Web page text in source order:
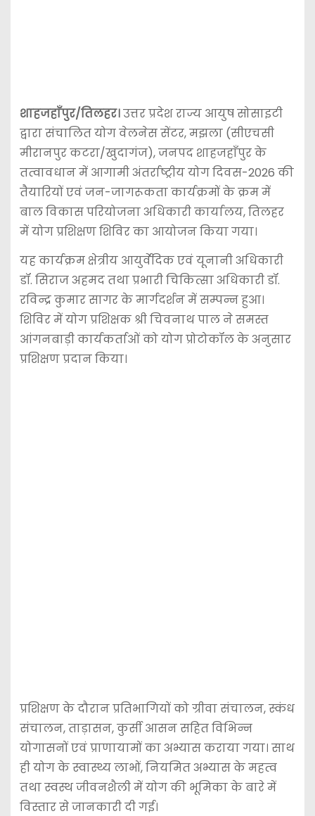
शाहजहाँपुर/तिलहर।उत्तर प्रदेश राज्य आयुष सोसाइटी
द्वारा संचालित योग वेलनेस सेंटर, मझला (सीएचसी
मीरानपुर कटरा/खुदागंज), जनपद शाहजहाँपुर के
तत्वावधान में आगामी अंतर्राष्ट्रीय योग दिवस-2026 की
तैयारियों एवं जन-जागरूकता कार्यक्रमों के क्रम में
बाल विकास परियोजना अधिकारी कार्यालय, तिलहर
में योग प्रशिक्षण शिविर का आयोजन किया गया।
यह कार्यक्रम क्षेत्रीय आयुर्वेदिक एवं यूनानी अधिकारी
डॉ. सिराज अहमद तथा प्रभारी चिकित्सा अधिकारी डॉ.
रविन्द्र कुमार सागर के मार्गदर्शन में सम्पन्न हुआ।
शिविर में योग प्रशिक्षक श्री चिवनाथ पाल ने समस्त
आंगनबाड़ी कार्यकर्ताओं को योग प्रोटोकॉल के अनुसार
प्रशिक्षण प्रदान किया।
प्रशिक्षण के दौरान प्रतिभागियों को ग्रीवा संचालन, स्कंध
संचालन, ताड़ासन, कुर्सी आसन सहित विभिन्न
योगासनों एवं प्राणायामों का अभ्यास कराया गया। साथ
ही योग के स्वास्थ्य लाभों, नियमित अभ्यास के महत्व
तथा स्वस्थ जीवनशैली में योग की भूमिका के बारे में
विस्तार से जानकारी दी गई।